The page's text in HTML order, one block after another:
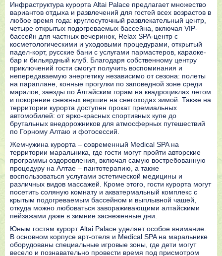
Инфраструктура курорта Altai Palace предлагает множество
вариантов отдыха и развлечений для гостей всех возрастов в
любое время года: круглосуточный развлекательный центр,
четыре открытых подогреваемых бассейна, включая VIP-
бассейн для частных вечеринок, Relax SPA-центр с
косметологическими и уходовыми процедурами, открытый
падел-корт, русские бани с услугами пармастеров, караоке-
бар и бильярдный клуб. Благодаря собственному центру
приключений гости смогут получить воспоминания и
непередаваемую энергетику независимо от сезона: полеты
на параплане, конные прогулки по заповедной зоне среди
маралов, заезды по Алтайским горам на квадроциклах летом
и покорение снежных вершин на снегоходах зимой. Также на
территории курорта доступен прокат премиальных
автомобилей: от ярко-красных спортивных купе до
брутальных внедорожников для атмосферных путешествий
по Горному Алтаю и фотосессий.
Жемчужина курорта – современный Medical SPA на
территории маральника, где гости могут пройти авторские
программы оздоровления, включая самую востребованную
процедуру на Алтае – пантотерапию, а также
воспользоваться услугами эстетической медицины и
различных видов массажей. Кроме этого, гости курорта могут
посетить соляную комнату и акватермальный комплекс с
крытым подогреваемым бассейном и выплывной чашей,
откуда можно любоваться завораживающими алтайскими
пейзажами даже в зимние заснеженные дни.
Юным гостям курорт Altai Palace уделяет особое внимание.
В основном корпусе арт-отеля и Medical SPA на маральнике
оборудованы специальные игровые зоны, где дети могут
весело и познавательно провести время под присмотром